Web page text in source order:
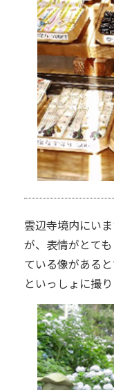
雲辺寺境内にい
が、表情がとて
ている像がある
といっしょに撮り